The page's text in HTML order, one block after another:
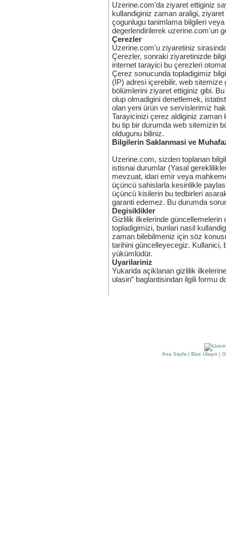
Uzerine.com'da ziyaret ettiginiz
kullandiginiz zaman araligi,
çogunlugu tanimlama bilgileri
degerlendirilerek uzerine.com'un
Çerezler
Uzerine.com'u ziyaretiniz
Çerezler, sonraki ziyaretinizde
internet tarayici bu çerezleri
Çerez sonucunda topladigimiz
(IP) adresi içerebilir, web
bölümlerini ziyaret ettiginiz gibi.
olup olmadigini denetlemek,
olan yeni ürün ve servislerimiz
Tarayicinizi çerez aldiginiz
bu tip bir durumda web sitemizin
oldugunu biliniz.
Bilgilerin Saklanmasi ve
Uzerine.com, sizden toplanan
istisnai durumlar (Yasal
mevzuat, idari emir veya
üçüncü sahislarla kesinlikle
üçüncü kisilerin bu tedbirleri
garanti edemez. Bu durumda
Degisiklikler
Gizlilik ilkelerinde güncellemelerin
topladigimizi, bunlari nasil
zaman bilebilmeniz için söz
tarihini güncelleyecegiz. Kullanici,
yükümlüdür.
Uyarilariniz
Yukarida açiklanan gizlilik
ulasin” baglantisindan ilgili formu
Ana Sayfa | Bize Ulaşın |